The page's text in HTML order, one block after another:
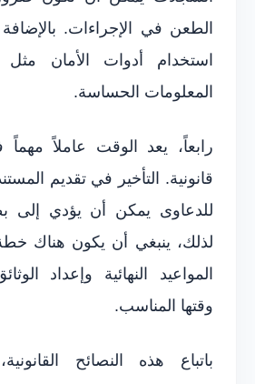
الطعن في الإجراءات.
استخدام أدوات الأمان مثل
المعلومات الحساسة.
رابعاً، يعد الوقت عاملاً
قانونية. التأخير في تقديم
للدعاوى يمكن أن يؤدي إلى
لذلك، ينبغي أن يكون هناك
المواعيد النهائية وإعداد
وقتها المناسب.
باتباع هذه النصائح